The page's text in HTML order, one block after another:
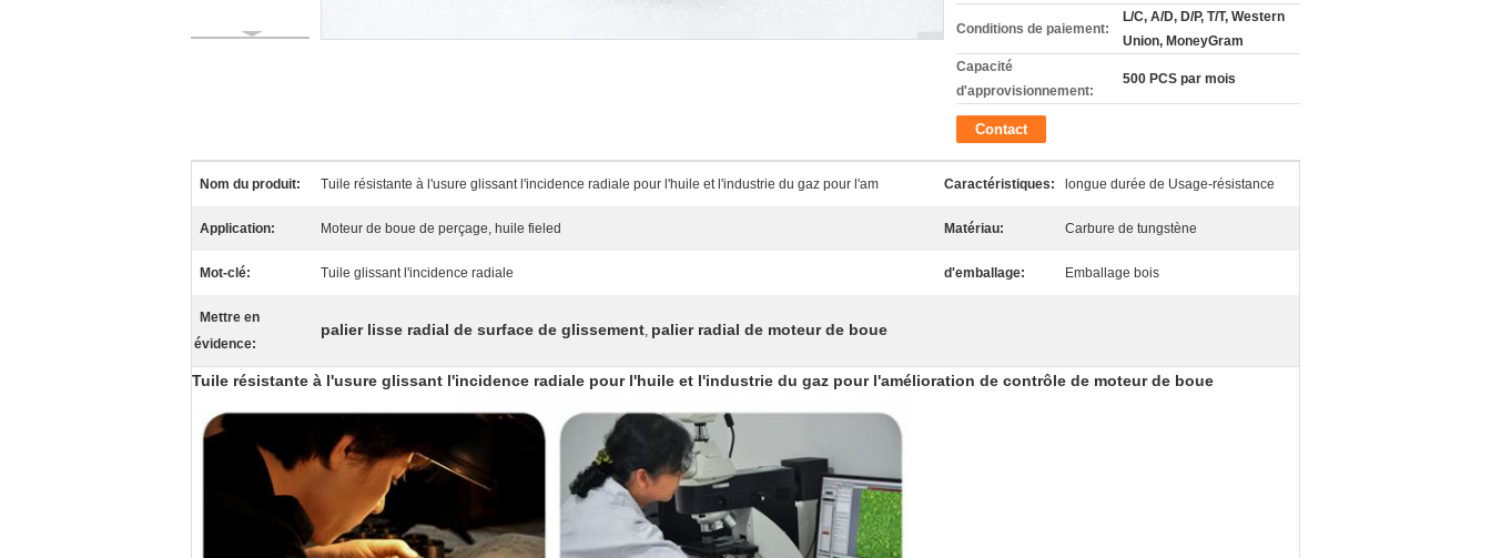
Conditions de paiement:
L/C, A/D, D/P, T/T, Western
Union, MoneyGram
Capacité
d'approvisionnement:
500 PCS par mois
Contact
Nom du produit: Tuile résistante à l'usure glissant l'incidence radiale pour l'huile et l'industrie du gaz pour l'am Caractéristiques: longue durée de Usage-résistance
Application: Moteur de boue de perçage, huile fieled Matériau: Carbure de tungstène
Mot-clé: Tuile glissant l'incidence radiale d'emballage: Emballage bois
Mettre en
évidence:
palier lisse radial de surface de glissement, palier radial de moteur de boue
Tuile résistante à l'usure glissant l'incidence radiale pour l'huile et l'industrie du gaz pour l'amélioration de contrôle de moteur de boue